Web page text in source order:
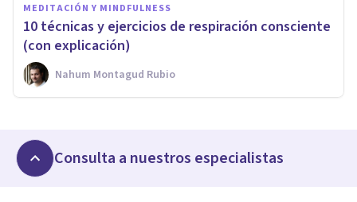
MEDITACIÓN Y MINDFULNESS
10 técnicas y ejercicios de respiración consciente
(con explicación)
Nahum Montagud Rubio
Consulta a nuestros especialistas